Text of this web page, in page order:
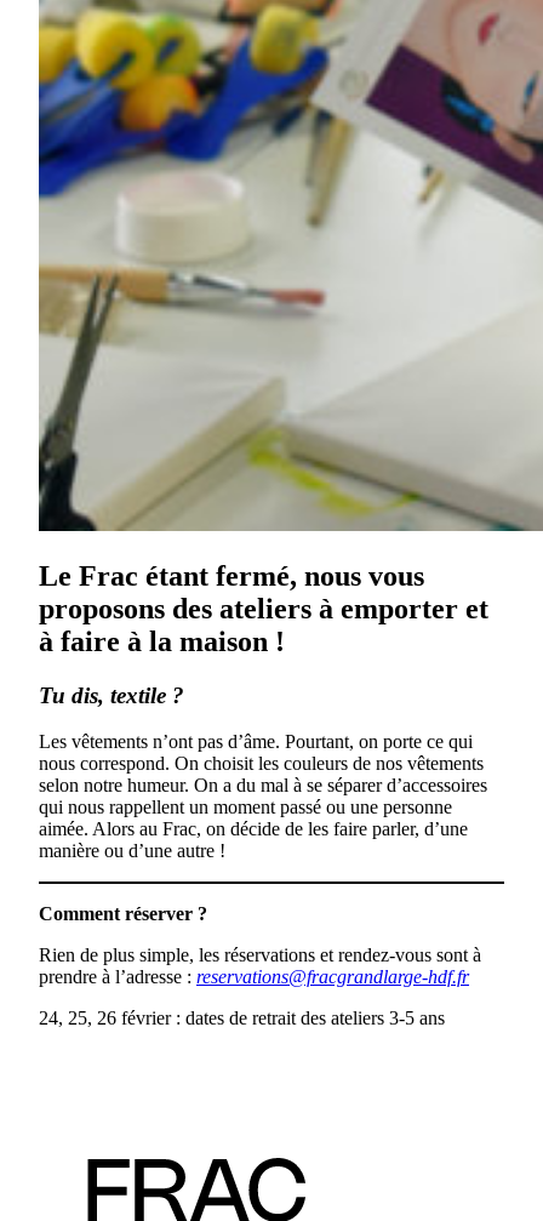
Le Frac étant fermé, nous vous
proposons des ateliers à emporter et
à faire à la maison !
Tu dis, textile ?
Les vêtements n’ont pas d’âme. Pourtant, on porte ce qui
nous correspond. On choisit les couleurs de nos vêtements
selon notre humeur. On a du mal à se séparer d’accessoires
qui nous rappellent un moment passé ou une personne
aimée. Alors au Frac, on décide de les faire parler, d’une
manière ou d’une autre !
Comment réserver ?
Rien de plus simple, les réservations et rendez-vous sont à
prendre à l’adresse : reservations@fracgrandlarge-hdf.fr
24, 25, 26 février : dates de retrait des ateliers 3-5 ans